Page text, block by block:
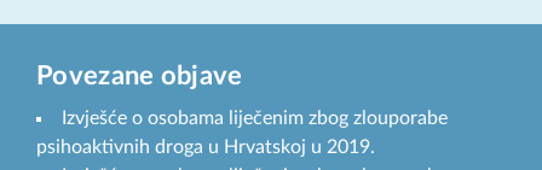
Povezane objave
Izvješće o osobama liječenim zbog zlouporabe
psihoaktivnih droga u Hrvatskoj u 2019.